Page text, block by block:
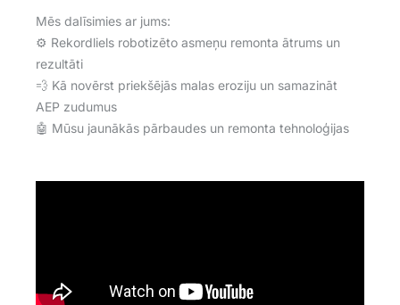
Mēs dalīsimies ar jums:
⚙️ Rekordliels robotizēto asmeņu remonta ātrums un
rezultāti
💨 Kā novērst priekšējās malas eroziju un samazināt
AEP zudumus
🤖 Mūsu jaunākās pārbaudes un remonta tehnoloģijas